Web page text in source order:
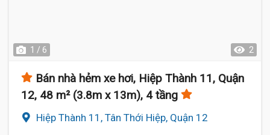
1 / 6 2
Bán nhà hẻm xe hơi, Hiệp Thành 11, Quận
12, 48 m² (3.8m x 13m), 4 tầng
Hiệp Thành 11, Tân Thới Hiệp, Quận 12